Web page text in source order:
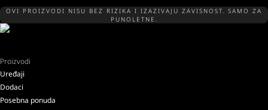
OVI PROIZVODI NISU BEZ RIZIKA I IZAZIVAJU ZAVISNOST. SAMO ZA
PUNOLETNE.
Proizvodi
Uređaji
Dodaci
Posebna ponuda